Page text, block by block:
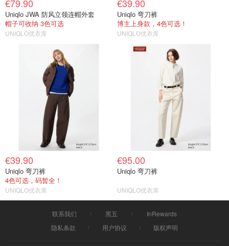
€79.90
Uniqlo JWA 防风立领连帽外套
帽子可收纳 3色可选
UNIQLO优衣库
€39.90
Uniqlo 弯刀裤
博主上身款，4色可选！
UNIQLO优衣库
€39.90
Uniqlo 弯刀裤
4色可选，码暂全！
UNIQLO优衣库
€95.00
Uniqlo 弯刀裤
UNIQLO优衣库
联系我们 黑五
InRewards
隐私条款
用户协议 版权声明